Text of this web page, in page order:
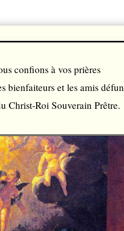
confions à vos prières
bienfaiteurs et les amis
Christ-Roi Souverain Prêtre.